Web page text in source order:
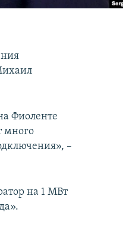
Фиоленте
много
–
на 1 МВт